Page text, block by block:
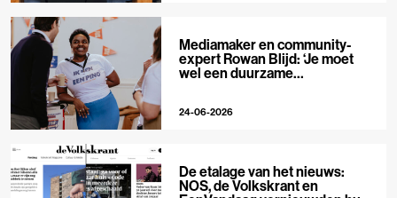
Mediamaker en community-
expert Rowan Blijd: ‘Je moet
wel een duurzame
24-06-2026
De etalage van het nieuws:
NOS, de Volkskrant en